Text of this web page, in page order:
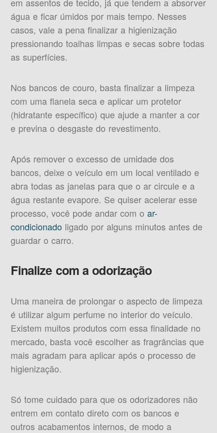
água e ficar úmidos por mais tempo. Nesses
casos, vale a pena finalizar a higienização
pressionando toalhas limpas e secas sobre todas
as superfícies.
Nos bancos de couro, basta finalizar a limpeza
com uma flanela seca e aplicar um protetor
(hidratante específico) que ajude a manter a cor
e previna o desgaste do revestimento.
Após remover o excesso de umidade dos
bancos, deixe o veículo em um local ventilado e
abra todas as janelas para que o ar circule e a
água restante evapore. Se quiser acelerar esse
processo, você pode andar com oar-
condicionado ligado por alguns minutos antes de
guardar o carro.
Finalize com a odorização
Uma maneira de prolongar o aspecto de limpeza
é utilizar algum perfume no interior do veículo.
Existem muitos produtos com essa finalidade no
mercado, basta você escolher as fragrâncias que
mais agradam para aplicar após o processo de
higienização.
Só tome cuidado para que os odorizadores não
entrem em contato direto com os bancos e
outros acabamentos internos, de modo a